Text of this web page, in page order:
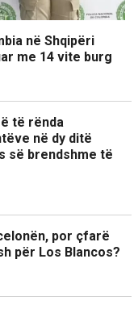
në Shqipëri
me 14 vite burg
të rënda
në dy ditë
së brendshme të
por çfarë
për Los Blancos?